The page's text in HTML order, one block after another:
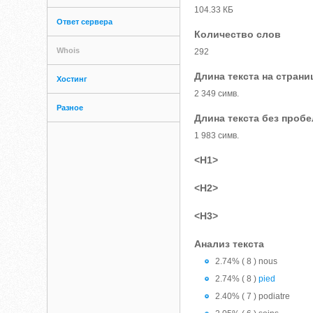
Ответ сервера
Whois
Хостинг
Разное
104.33 КБ
Количество слов
292
Длина текста на
2 349 симв.
Длина текста без
1 983 симв.
<H1>
<H2>
<H3>
Анализ текста
2.74% ( 8 ) nous
2.74% ( 8 )pied
2.40% ( 7 ) podiatre